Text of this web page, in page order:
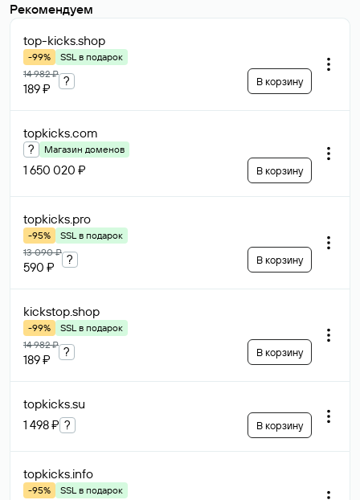
Рекомендуем
top-kicks.shop
-99%
SSL в подарок
14 982 ₽
189 ₽
? В корзину
topkicks.com
? Магазин доменов
1 650 020 ₽ В корзину
topkicks.pro
-95%
SSL в подарок
13 090 ₽
590 ₽
? В корзину
kickstop.shop
-99%
SSL в подарок
14 982 ₽
189 ₽
? В корзину
topkicks.su
1 498 ₽ ? В корзину
topkicks.info
-95%
SSL в подарок